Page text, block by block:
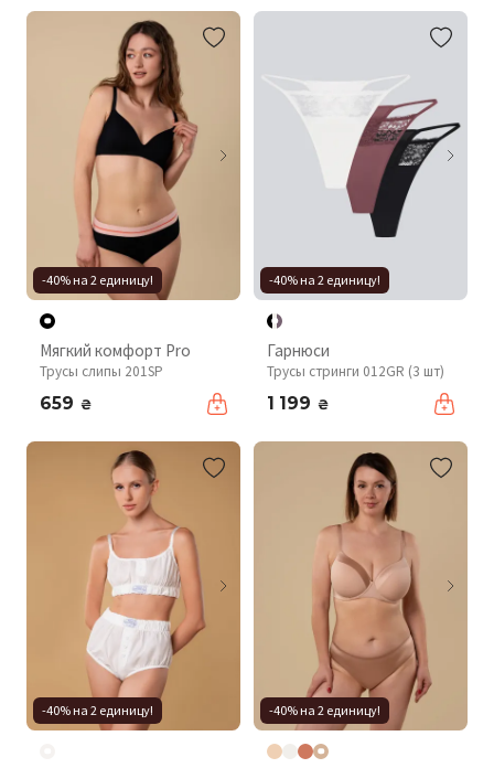
-40% на 2 единицу!
Мягкий комфорт Pro
Трусы слипы 201SP
659 ₴
-40% на 2 единицу!
Гарнюси
Трусы стринги 012GR (3 шт)
1 199 ₴
-40% на 2 единицу! -40% на 2 единицу!